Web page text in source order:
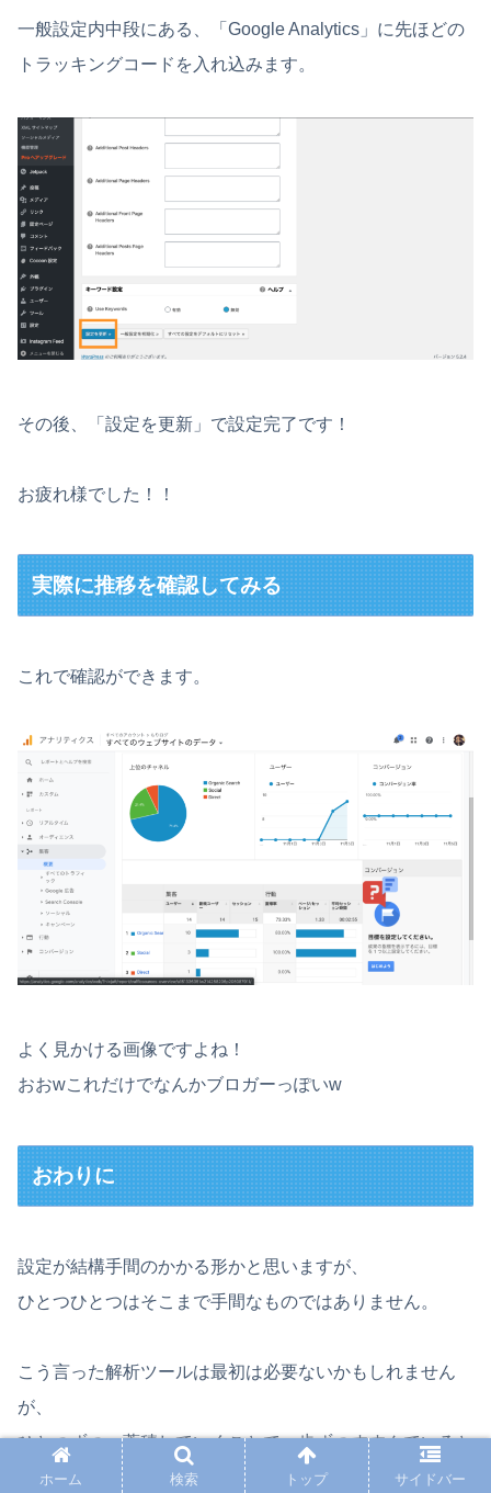
一般設定内中段にある、「Google Analytics」に先ほどの
トラッキングコードを入れ込みます。
その後、「設定を更新」で設定完了です！
お疲れ様でした！！
実際に推移を確認してみる
これで確認ができます。
よく見かける画像ですよね！
おおwこれだけでなんかブロガーっぽいw
おわりに
設定が結構手間のかかる形かと思いますが、
ひとつひとつはそこまで手間なものではありません。
こう言った解析ツールは最初は必要ないかもしれません
が、
ひとつずつ、蓄積していくことで一歩ずつすすんでいると
わたしは思っています。
ホーム 検索 トップ サイドバー